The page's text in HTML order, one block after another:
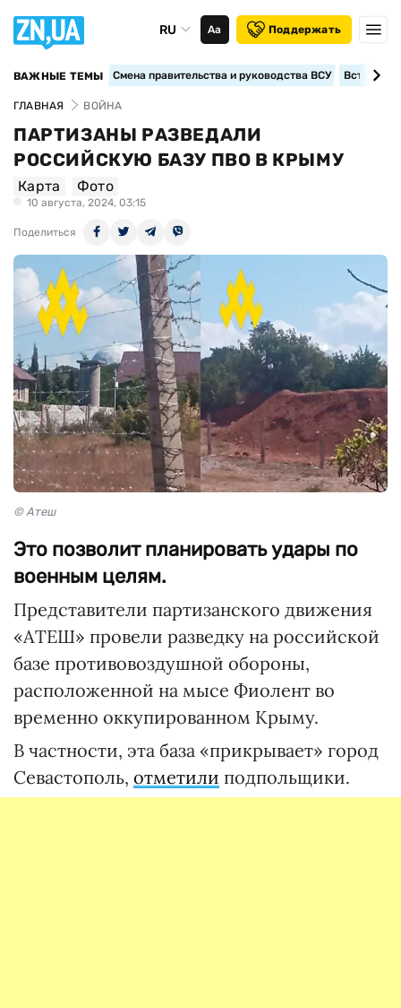
RU Аа Поддержать
ВАЖНЫЕ ТЕМЫ Смена правительства и руководства ВСУ
ГЛАВНАЯ ВОЙНА
ПАРТИЗАНЫ РАЗВЕДАЛИ
РОССИЙСКУЮ БАЗУ ПВО В КРЫМУ
Карта Фото
10 августа, 2024, 03:15
Поделиться
© Атеш
Это позволит планировать удары по
военным целям.
Представители партизанского движения
«АТЕШ» провели разведку на российской
базе противовоздушной обороны,
расположенной на мысе Фиолент во
временно оккупированном Крыму.
В частности, эта база «прикрывает» город
Севастополь, отметили подпольщики.